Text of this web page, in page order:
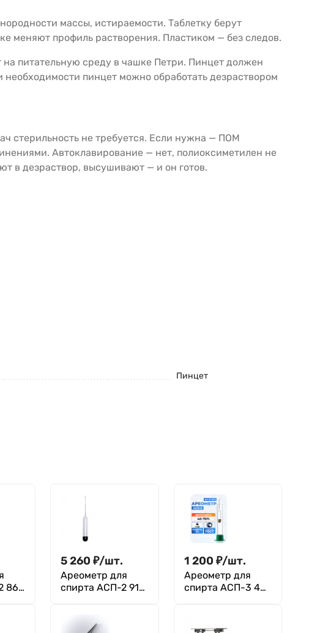
массы, истираемости. Таблетку берут
меняют профиль растворения. Пластиком — без следов.
питательную среду в чашке Петри. Пинцет должен
пинцет можно обработать дезраствором
стерильность не требуется. Если нужна — ПОМ
Автоклавирование — нет, полиоксиметилен не
в дезраствор, высушивают — и он готов.
Пинцет
86-
5 260 ₽/шт.
Ареометр для
спирта АСП-2 91-
1 200 ₽/шт.
Ареометр для
спирта АСП-3 40-